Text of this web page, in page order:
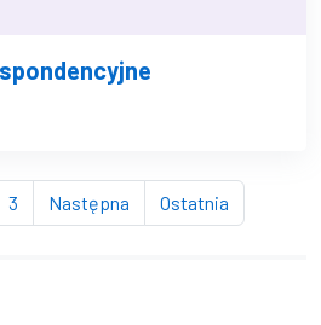
strona)
3 stronaNastępna stronaOstatnia